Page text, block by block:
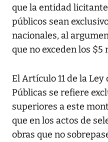
que la entidad
públicos sean
nacionales, al
que no exceden los $5
El Artículo 11 de la
Públicas se refiere
superiores a este
que en los actos de
obras que no